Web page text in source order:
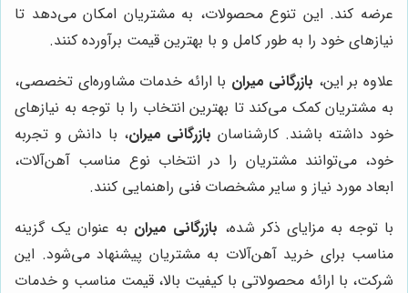
عرضه کند. این تنوع محصولات، به مشتریان امکان می‌دهد تا
نیازهای خود را به طور کامل و با بهترین قیمت برآورده کنند.
علاوه بر این، بازرگانی میران با ارائه خدمات مشاوره‌ای تخصصی،
به مشتریان کمک می‌کند تا بهترین انتخاب را با توجه به نیازهای
خود داشته باشند. کارشناسان بازرگانی میران، با دانش و تجربه
خود، می‌توانند مشتریان را در انتخاب نوع مناسب آهن‌آلات،
ابعاد مورد نیاز و سایر مشخصات فنی راهنمایی کنند.
با توجه به مزایای ذکر شده، بازرگانی میران به عنوان یک گزینه
مناسب برای خرید آهن‌آلات به مشتریان پیشنهاد می‌شود. این
شرکت، با ارائه محصولاتی با کیفیت بالا، قیمت مناسب و خدمات